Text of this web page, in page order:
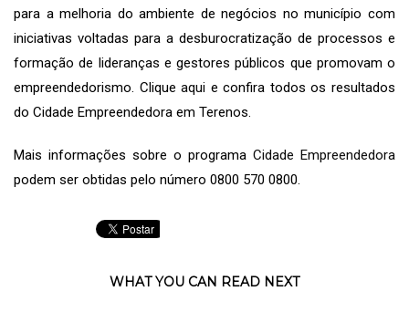
para a melhoria do ambiente de negócios no município com
iniciativas voltadas para a desburocratização de processos e
formação de lideranças e gestores públicos que promovam o
empreendedorismo. Cliqueaqui e confira todos os resultados
do Cidade Empreendedora em Terenos.
Mais informações sobre o programa Cidade Empreendedora
podem ser obtidas pelo número 0800 570 0800.
WHAT YOU CAN READ NEXT